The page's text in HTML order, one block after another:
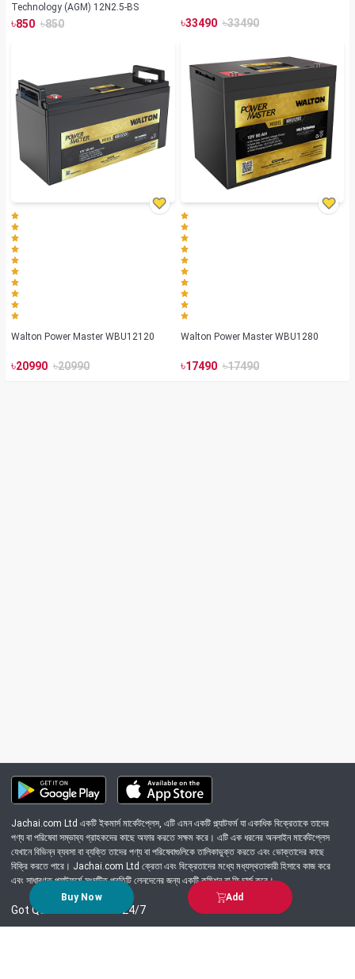
Buy Now Add
Technology (AGM) 12N2.5-BS
৳850 ৳850 ৳33490 ৳33490
Walton Power Master WBU12120
৳20990 ৳20990
Walton Power Master WBU1280
৳17490 ৳17490
Jachai.com Ltd একটি ইকমার্স মার্কেটপ্লেস, এটি এমন একটি প্ল্যাটফর্ম যা একাধিক বিক্রেতাকে তাদের
পণ্য বা পরিষেবা সম্ভাব্য গ্রাহকদের কাছে অফার করতে সক্ষম করে। এটি এক ধরনের অনলাইন মার্কেটপ্লেস
যেখানে বিভিন্ন ব্যবসা বা ব্যক্তি তাদের পণ্য বা পরিষেবাগুলিকে তালিকাভুক্ত করতে এবং ভোক্তাদের কাছে
বিক্রি করতে পারে। Jachai.com Ltd ক্রেতা এবং বিক্রেতাদের মধ্যে মধ্যস্থতাকারী হিসাবে কাজ করে
এবং সাধারণত প্ল্যাটফর্মে সংঘটিত প্রতিটি লেনদেনের জন্য একটি কমিশন বা ফি চার্জ করে।
Got Question? Call us 24/7